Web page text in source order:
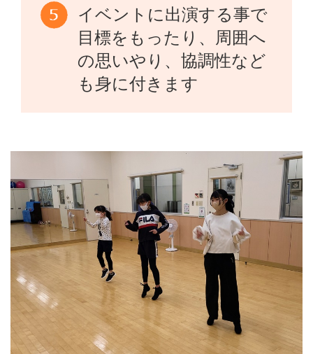
イベントに出演する事で
目標をもったり、周囲へ
の思いやり、協調性など
も身に付きます